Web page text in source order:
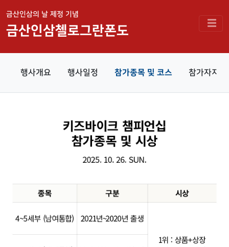
금산인삼의 날 제정 기념
금산인삼첼로그란폰도
행사개요 행사일정 참가종목 및 코스 참가자지급